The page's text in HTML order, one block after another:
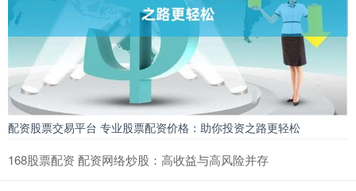
配资股票交易平台 专业股票配资价格：助你投资之路更轻松
168股票配资 配资网络炒股：高收益与高风险并存